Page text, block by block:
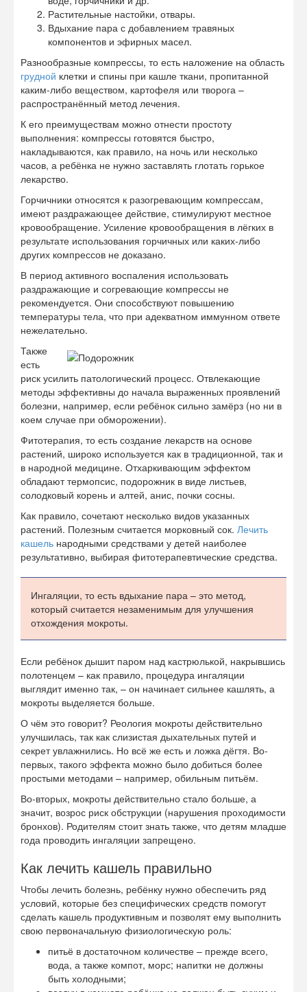
Растительные настойки, отвары.
Вдыхание пара с добавлением травяных
компонентов и эфирных масел.
Разнообразные компрессы, то есть наложение на область
грудной клетки и спины при кашле ткани, пропитанной
каким-либо веществом, картофеля или творога –
распространённый метод лечения.
К его преимуществам можно отнести простоту
выполнения: компрессы готовятся быстро,
накладываются, как правило, на ночь или несколько
часов, а ребёнка не нужно заставлять глотать горькое
лекарство.
Горчичники относятся к разогревающим компрессам,
имеют раздражающее действие, стимулируют местное
кровообращение. Усиление кровообращения в лёгких в
результате использования горчичных или каких-либо
других компрессов не доказано.
В период активного воспаления использовать
раздражающие и согревающие компрессы не
рекомендуется. Они способствуют повышению
температуры тела, что при адекватном иммунном ответе
нежелательно.
Также
есть
риск усилить патологический процесс. Отвлекающие
методы эффективны до начала выраженных проявлений
болезни, например, если ребёнок сильно замёрз (но ни в
коем случае при обморожении).
Фитотерапия, то есть создание лекарств на основе
растений, широко используется как в традиционной, так и
в народной медицине. Отхаркивающим эффектом
обладают термопсис, подорожник в виде листьев,
солодковый корень и алтей, анис, почки сосны.
Как правило, сочетают несколько видов указанных
растений. Полезным считается морковный сок. Лечить
кашель народными средствами у детей наиболее
результативно, выбирая фитотерапевтические средства.
Ингаляции, то есть вдыхание пара – это метод,
который считается незаменимым для улучшения
отхождения мокроты.
Если ребёнок дышит паром над кастрюлькой, накрывшись
полотенцем – как правило, процедура ингаляции
выглядит именно так, – он начинает сильнее кашлять, а
мокроты выделяется больше.
О чём это говорит? Реология мокроты действительно
улучшилась, так как слизистая дыхательных путей и
секрет увлажнились. Но всё же есть и ложка дёгтя. Во-
первых, такого эффекта можно было добиться более
простыми методами – например, обильным питьём.
Во-вторых, мокроты действительно стало больше, а
значит, возрос риск обструкции (нарушения проходимости
бронхов). Родителям стоит знать также, что детям младше
года проводить ингаляции запрещено.
Как лечить кашель правильно
Чтобы лечить болезнь, ребёнку нужно обеспечить ряд
условий, которые без специфических средств помогут
сделать кашель продуктивным и позволят ему выполнить
свою первоначальную физиологическую роль:
питьё в достаточном количестве – прежде всего,
вода, а также компот, морс; напитки не должны
быть холодными;